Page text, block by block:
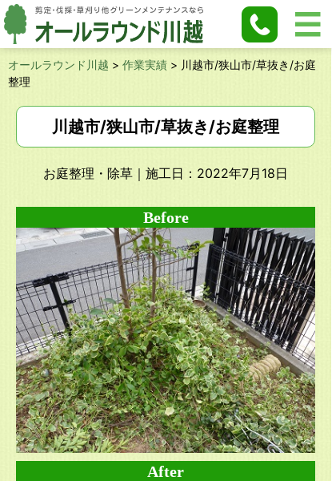
オールラウンド川越 > 作業実績 > 川越市/狭山市/草抜き/お庭
整理
川越市/狭山市/草抜き/お庭整理
お庭整理・除草 ｜施工日：2022年7月18日
Before
After